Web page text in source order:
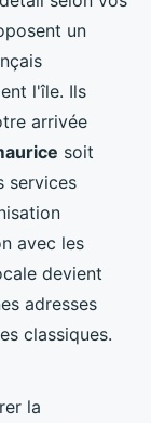
un
l'île. Ils
arrivée
soit
services
avec les
devient
adresses
classiques.
la